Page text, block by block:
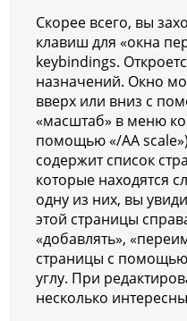
Скорее всего, вы
клавиш для «окна
keybindings.
назначений. Окно
вверх или вниз с
«масштаб» в меню
помощью «/AA
содержит список
которые находятся
одну из них, вы
этой страницы
«добавлять»,
страницы с
углу. При
несколько